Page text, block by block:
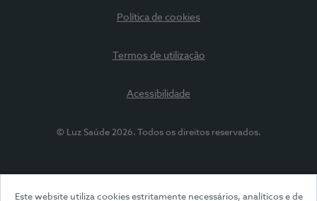
Este website utiliza cookies estritamente necessários, analíticos e de
Política de cookies
Termos de utilização
Acessibilidade
© Luz Saúde 2026. Todos os direitos reservados.